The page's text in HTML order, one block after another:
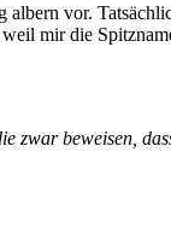
vor.
mir die
zwar beweisen,